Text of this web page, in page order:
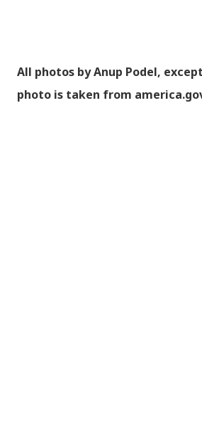
All photos by Anup Podel,
photo is taken from